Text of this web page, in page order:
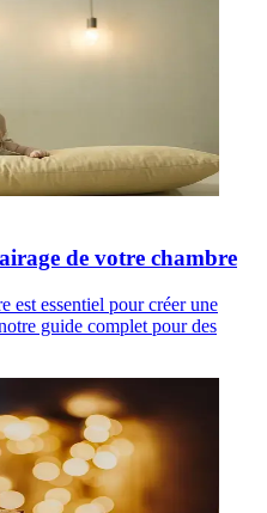
de votre chambre
est essentiel pour créer une
guide complet pour des